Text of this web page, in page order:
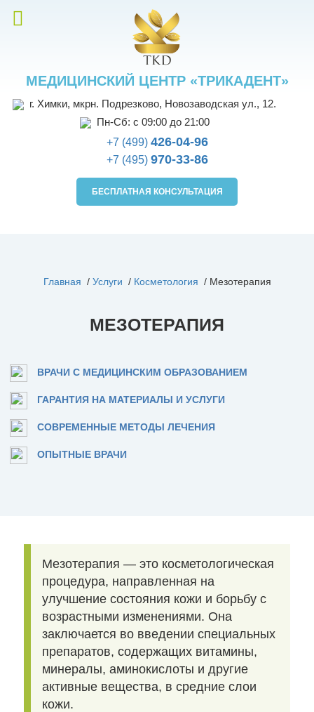
МЕДИЦИНСКИЙ ЦЕНТР «ТРИКАДЕНТ»
г. Химки, мкрн. Подрезково, Новозаводская ул., 12.
Пн-Сб: с 09:00 до 21:00
+7 (499) 426-04-96
+7 (495) 970-33-86
БЕСПЛАТНАЯ КОНСУЛЬТАЦИЯ
Главная / Услуги / Косметология / Мезотерапия
МЕЗОТЕРАПИЯ
ВРАЧИ С МЕДИЦИНСКИМ ОБРАЗОВАНИЕМ
ГАРАНТИЯ НА МАТЕРИАЛЫ И УСЛУГИ
СОВРЕМЕННЫЕ МЕТОДЫ ЛЕЧЕНИЯ
ОПЫТНЫЕ ВРАЧИ
Мезотерапия — это косметологическая
процедура, направленная на
улучшение состояния кожи и борьбу с
возрастными изменениями. Она
заключается во введении специальных
препаратов, содержащих витамины,
минералы, аминокислоты и другие
активные вещества, в средние слои
кожи.